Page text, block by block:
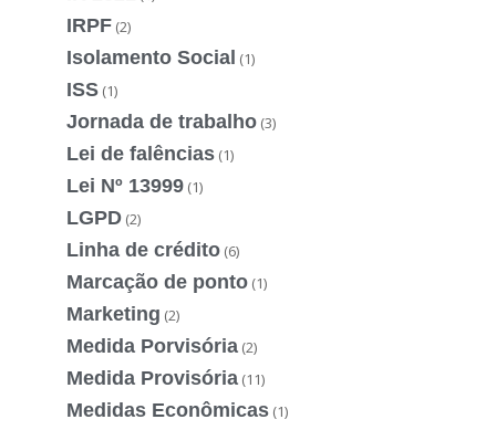
IRPF (2)
Isolamento Social (1)
ISS (1)
Jornada de trabalho (3)
Lei de falências (1)
Lei Nº 13999 (1)
LGPD (2)
Linha de crédito (6)
Marcação de ponto (1)
Marketing (2)
Medida Porvisória (2)
Medida Provisória (11)
Medidas Econômicas (1)